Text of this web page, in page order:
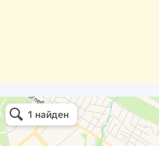
Олди Строй
Фасады и фасадные системы в Обнинске
Оргстекло, поликарбонат в Обнинске